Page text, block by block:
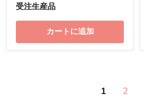
受注生産品
カートに追加
1 2